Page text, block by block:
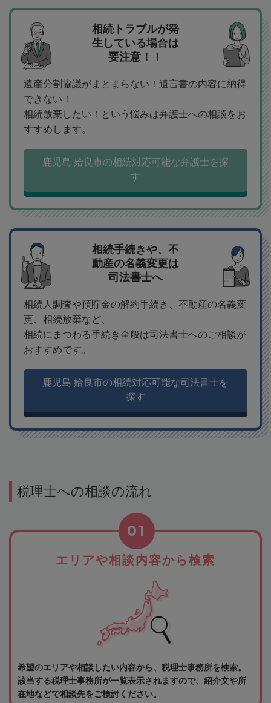
相続トラブルが発
生している場合は
要注意！！
遺産分割協議がまとまらない！遺言書の内容に納得
できない！
相続放棄したい！という悩みは弁護士への相談をお
すすめします。
鹿児島 姶良市の相続対応可能な弁護士を探
す
相続手続きや、不
動産の名義変更は
司法書士へ
相続人調査や預貯金の解約手続き、不動産の名義変
更、相続放棄など、
相続にまつわる手続き全般は司法書士へのご相談が
おすすめです。
鹿児島 姶良市の相続対応可能な司法書士を
探す
税理士への相談の流れ
エリアや相談内容から検索
01
希望のエリアや相談したい内容から、税理士事務所を検索。
該当する税理士事務所が一覧表示されますので、紹介文や所
在地などで相談先をご検討ください。